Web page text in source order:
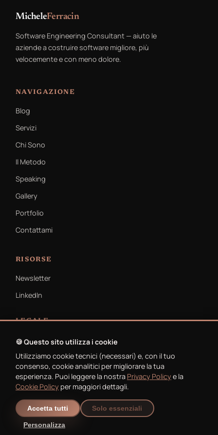
MicheleFerracin
Software Engineering Consultant — aiuto le
aziende a costruire software migliore, più
velocemente e con meno dolore.
NAVIGAZIONE
Blog
Servizi
Chi Sono
Il Metodo
Speaking
Gallery
Portfolio
Contattami
RISORSE
Newsletter
LinkedIn
LEGALE
Privacy Policy
Cookie Policy
© 2026 Michele Ferracin. Tutti i diritti riservati.
🍪 Questo sito utilizza i cookie
Utilizziamo cookie tecnici (necessari) e, con il tuo
consenso, cookie analitici per migliorare la tua
esperienza. Puoi leggere la nostra Privacy Policye la
Cookie Policy per maggiori dettagli.
Accetta tutti Solo essenziali
Personalizza